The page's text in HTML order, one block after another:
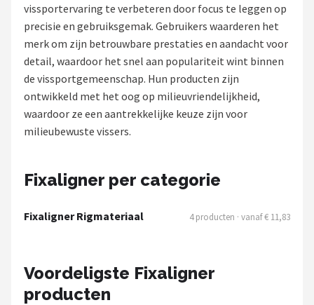
Kunstaas
Shop
POPULAIRE MERKEN
Westin
Korda
Salmo
PB Products
vissportervaring te verbeteren door focus te leggen op
precisie en gebruiksgemak. Gebruikers waarderen het
merk om zijn betrouwbare prestaties en aandacht voor
detail, waardoor het snel aan populariteit wint binnen
de vissportgemeenschap. Hun producten zijn
ontwikkeld met het oog op milieuvriendelijkheid,
waardoor ze een aantrekkelijke keuze zijn voor
milieubewuste vissers.
Fixaligner per categorie
Fixaligner Rigmateriaal 4 producten · vanaf € 11,83
Voordeligste Fixaligner
producten